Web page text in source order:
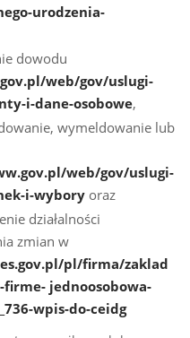
urodzenia-
dowodu
web/gov/uslugi-
i-dane-osobowe,
wymeldowanie lub
web/gov/uslugi-
i-wybory oraz
działalności
zmian w
pl/firma/zaklad
jednoosobowa-
wpis-do-ceidg